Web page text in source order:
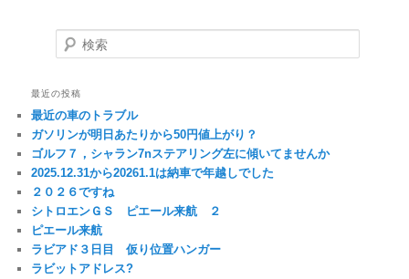
最近の投稿
最近の車のトラブル
ガソリンが明日あたりから50円値上がり？
ゴルフ７，シャラン7nステアリング左に傾いてませんか
2025.12.31から20261.1は納車で年越しでした
２０２６ですね
シトロエンＧＳ ピエール来航 ２
ピエール来航
ラビアド３日目 仮り位置ハンガー
ラビットアドレス?